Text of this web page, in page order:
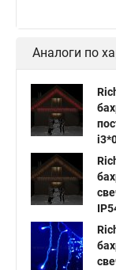
Аналоги по